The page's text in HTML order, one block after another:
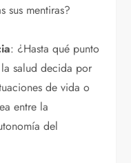
sus mentiras?
: ¿Hasta qué punto
salud decida por
de vida o
entre la
del